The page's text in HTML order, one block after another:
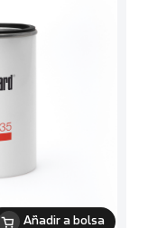
Añadir a bolsa